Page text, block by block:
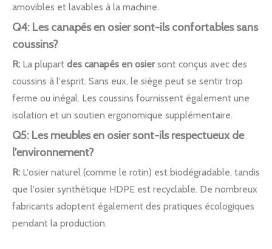
amovibles et lavables à la machine.
Q4: Les canapés en osier sont-ils confortables sans
coussins?
R: La plupart des canapés en osiersont conçus avec des
coussins à l'esprit. Sans eux, le siège peut se sentir trop
ferme ou inégal. Les coussins fournissent également une
isolation et un soutien ergonomique supplémentaire.
Q5: Les meubles en osier sont-ils respectueux de
l'environnement?
R: L'osier naturel (comme le rotin) est biodégradable, tandis
que l'osier synthétique HDPE est recyclable. De nombreux
fabricants adoptent également des pratiques écologiques
pendant la production.